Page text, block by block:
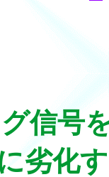
信号
劣化